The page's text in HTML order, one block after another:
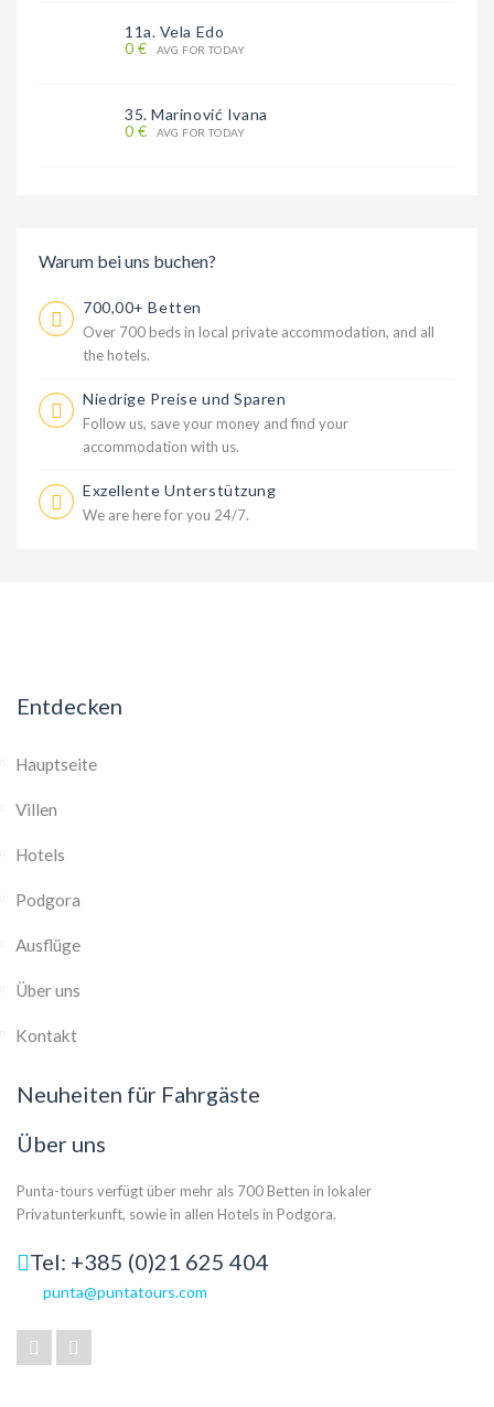
11a. Vela Edo
0 €
AVG FOR TODAY
35. Marinović Ivana
0 €
AVG FOR TODAY
Warum bei uns buchen?
700,00+ Betten
Over 700 beds in local private accommodation, and all
the hotels.
Niedrige Preise und Sparen
Follow us, save your money and find your
accommodation with us.
Exzellente Unterstützung
We are here for you 24/7.
Entdecken
Hauptseite
Villen
Hotels
Podgora
Ausflüge
Über uns
Kontakt
Neuheiten für Fahrgäste
Über uns
Punta-tours verfügt über mehr als 700 Betten in lokaler
Privatunterkunft, sowie in allen Hotels in Podgora.
Tel: +385 (0)21 625 404
punta@puntatours.com